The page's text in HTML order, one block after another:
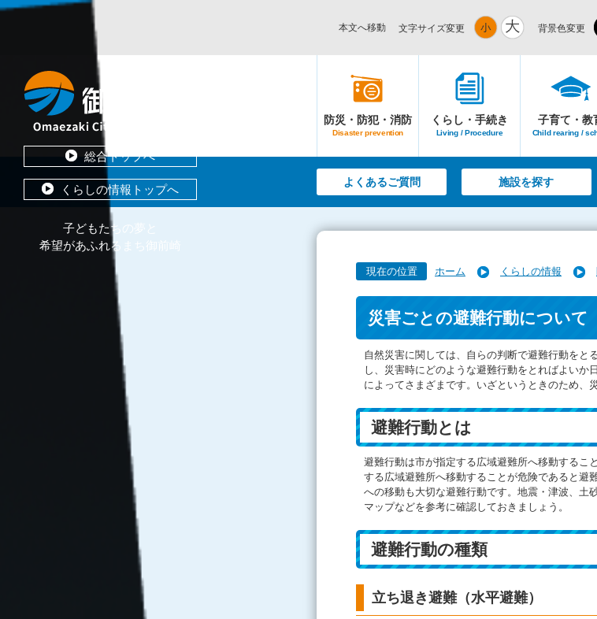
本文へ移動 文字サイズ変更 背景色変更
総合トップへ
くらしの情報トップへ
子どもたちの夢と
希望があふれるまち御前崎
防災・防犯・消防
Disaster prevention
くらし・手続き
Living / Procedure
子育て・教
Child rearing /
よくあるご質問 施設を探す
現在の位置 ホーム くらしの情報
災害ごとの避難行動について
自然災害に関しては、自らの判断で避難行動をと
し、災害時にどのような避難行動をとればよい
によってさまざまです。いざというときのため、
避難行動とは
避難行動は市が指定する広域避難所へ移動するこ
する広域避難所へ移動することが危険であると避
への移動も大切な避難行動です。地震・津波、土
マップなどを参考に確認しておきましょう。
避難行動の種類
立ち退き避難（水平避難）